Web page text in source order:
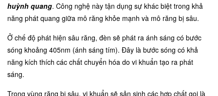
huỳnh quang. Công nghệ này tận dụng sự khác biệt trong khả
năng phát quang giữa mô răng khỏe mạnh và mô răng bị sâu.
Ở chế độ phát hiện sâu răng, đèn sẽ phát ra ánh sáng có bước
sóng khoảng 405nm (ánh sáng tím). Đây là bước sóng có khả
năng kích thích các chất chuyển hóa do vi khuẩn tạo ra phát
sáng.
Trong vùng răng bị sâu, vi khuẩn sẽ sản sinh các hợp chất gọi là